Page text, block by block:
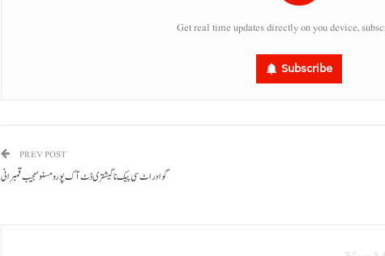
Get real time updates directly on you device,
Subscribe
PREV POST
گوادر اٹ سی پیک نا گیشتری ڈٹ آک پورو مسنو‘ مجیب قمبرانی